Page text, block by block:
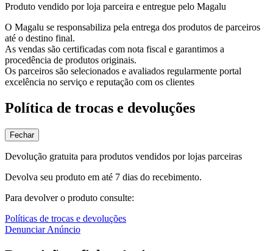
Produto vendido por loja parceira e entregue pelo Magalu
O Magalu se responsabiliza pela entrega dos produtos de parceiros
até o destino final.
As vendas são certificadas com nota fiscal e garantimos a
procedência de produtos originais.
Os parceiros são selecionados e avaliados regularmente portal
excelência no serviço e reputação com os clientes
Política de trocas e devoluções
Fechar
Devolução gratuita para produtos vendidos por lojas parceiras
Devolva seu produto em até 7 dias do recebimento.
Para devolver o produto consulte:
Políticas de trocas e devoluções
Denunciar Anúncio